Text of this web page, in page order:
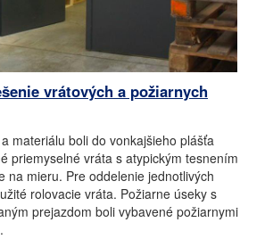
vrátových a požiarnych
materiálu boli do vonkajšieho plášťa
priemyselné vráta s atypickým tesnením
na mieru. Pre oddelenie jednotlivých
rolovacie vráta. Požiarne úseky s
prejazdom boli vybavené požiarnymi